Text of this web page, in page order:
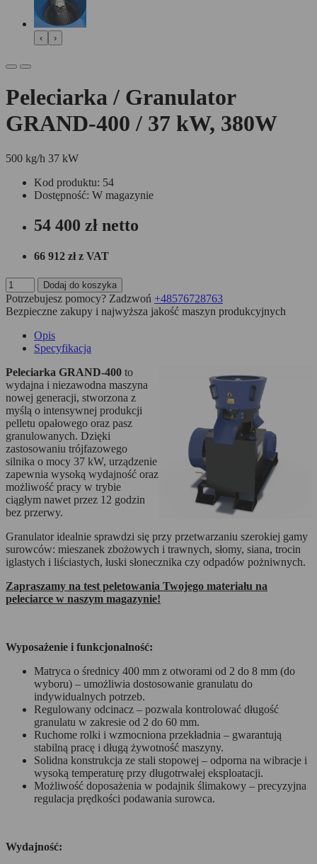
‹ ›
Peleciarka / Granulator
GRAND-400 / 37 kW, 380W
500 kg/h 37 kW
Kod produktu: 54
Dostępność: W magazynie
54 400 zł netto
66 912 złz VAT
Dodaj do koszyka
Potrzebujesz pomocy? Zadzwoń +48576728763
Bezpieczne zakupy i najwyższa jakość maszyn produkcyjnych
Opis
Specyfikacja
Peleciarka GRAND-400 to
wydajna i niezawodna maszyna
nowej generacji, stworzona z
myślą o intensywnej produkcji
pelletu opałowego oraz pasz
granulowanych. Dzięki
zastosowaniu trójfazowego
silnika o mocy 37 kW, urządzenie
zapewnia wysoką wydajność oraz
możliwość pracy w trybie
ciągłym nawet przez 12 godzin
bez przerwy.
Granulator idealnie sprawdzi się przy przetwarzaniu szerokiej gamy
surowców: mieszanek zbożowych i trawnych, słomy, siana, trocin
iglastych i liściastych, łuski słonecznika czy odpadów pożniwnych.
Zapraszamy na test peletowania Twojego materiału na
peleciarce w naszym magazynie!
Wyposażenie i funkcjonalność:
Matryca o średnicy 400 mm z otworami od 2 do 8 mm (do
wyboru) – umożliwia dostosowanie granulatu do
indywidualnych potrzeb.
Regulowany odcinacz – pozwala kontrolować długość
granulatu w zakresie od 2 do 60 mm.
Ruchome rolki i wzmocniona przekładnia – gwarantują
stabilną pracę i długą żywotność maszyny.
Solidna konstrukcja ze stali stopowej – odporna na wibracje i
wysoką temperaturę przy długotrwałej eksploatacji.
Możliwość doposażenia w podajnik ślimakowy – precyzyjna
regulacja prędkości podawania surowca.
Wydajność: